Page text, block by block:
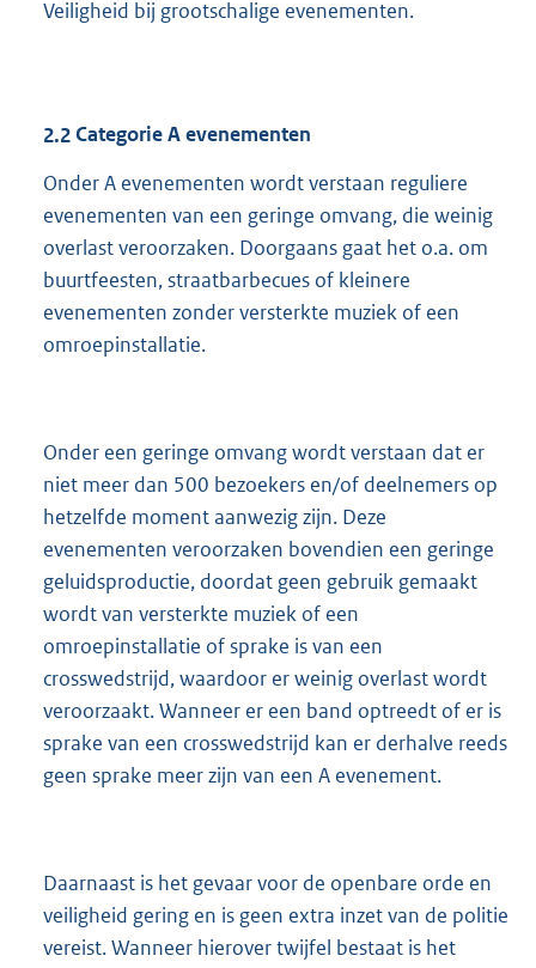
Veiligheid bij grootschalige evenementen.
2.2Categorie A evenementen
Onder A evenementen wordt verstaan reguliere
evenementen van een geringe omvang, die weinig
overlast veroorzaken. Doorgaans gaat het o.a. om
buurtfeesten, straatbarbecues of kleinere
evenementen zonder versterkte muziek of een
omroepinstallatie.
Onder een geringe omvang wordt verstaan dat er
niet meer dan 500 bezoekers en/of deelnemers op
hetzelfde moment aanwezig zijn. Deze
evenementen veroorzaken bovendien een geringe
geluidsproductie, doordat geen gebruik gemaakt
wordt van versterkte muziek of een
omroepinstallatie of sprake is van een
crosswedstrijd, waardoor er weinig overlast wordt
veroorzaakt. Wanneer er een band optreedt of er is
sprake van een crosswedstrijd kan er derhalve reeds
geen sprake meer zijn van een A evenement.
Daarnaast is het gevaar voor de openbare orde en
veiligheid gering en is geen extra inzet van de politie
vereist. Wanneer hierover twijfel bestaat is het